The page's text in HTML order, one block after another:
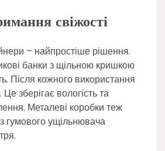
свіжості
– найпростіше рішення.
банки з щільною кришкою
Після кожного використання
зберігає вологість та
Металеві коробки теж
гумового ущільнювача